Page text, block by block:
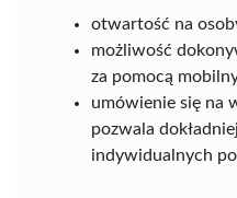
otwartość na
możliwość
za pomocą
umówienie się na
pozwala
indywidualnych